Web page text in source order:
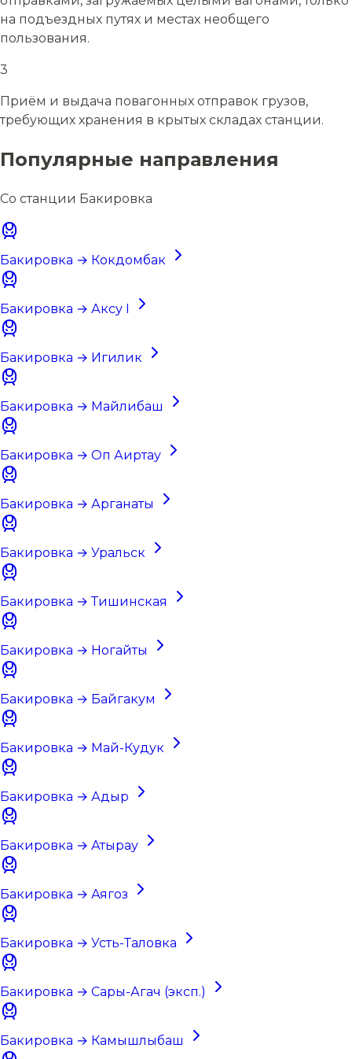
на подъездных путях и местах необщего
пользования.
3
Приём и выдача повагонных отправок грузов,
требующих хранения в крытых складах станции.
Популярные направления
Со станции Бакировка
Бакировка → Кокдомбак
Бакировка → Аксу I
Бакировка → Игилик
Бакировка → Майлибаш
Бакировка → Оп Аиртау
Бакировка → Арганаты
Бакировка → Уральск
Бакировка → Тишинская
Бакировка → Ногайты
Бакировка → Байгакум
Бакировка → Май-Кудук
Бакировка → Адыр
Бакировка → Атырау
Бакировка → Аягоз
Бакировка → Усть-Таловка
Бакировка → Сары-Агач (эксп.)
Бакировка → Камышлыбаш